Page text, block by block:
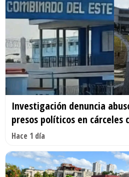
Investigación denuncia
presos políticos en cárceles
Hace 1 día